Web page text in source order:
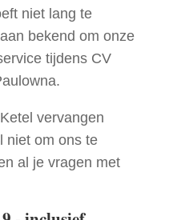
niet lang te
bekend om onze
tijdens CV
vervangen
niet om ons te
al je vragen met